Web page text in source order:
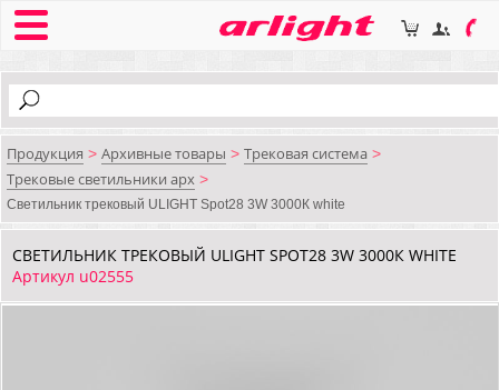
Продукция > Архивные товары > Трековая система >
Трековые светильники арх >
Светильник трековый ULIGHT Spot28 3W 3000К white
СВЕТИЛЬНИК ТРЕКОВЫЙ ULIGHT SPOT28 3W 3000К WHITE
Артикул u02555